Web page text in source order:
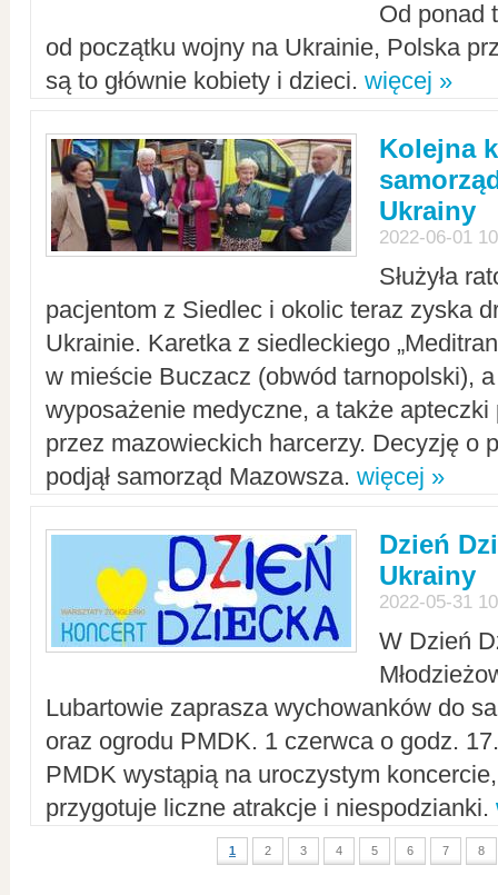
Od ponad
od początku wojny na Ukrainie, Polska
są to głównie kobiety i dzieci. więcej »
Kolejna
Ukrainy
2022-06-01
Służyła
pacjentom z Siedlec i okolic teraz zyska
Ukrainie. Karetka z siedleckiego
w mieście Buczacz (obwód tarnopolski),
wyposażenie medyczne, a także apteczki
przez mazowieckich harcerzy. Decyzję o
podjął samorząd Mazowsza. więcej »
Dzień
Ukrainy
2022-05-31
W Dzień
Lubartowie zaprasza wychowanków do
oraz ogrodu PMDK. 1 czerwca o godz.
PMDK wystąpią na uroczystym
przygotuje liczne atrakcje i niespodzianki.
1 2 3 4 5 6 7 8